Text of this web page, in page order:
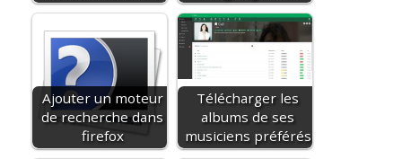
Ajouter un moteur
de recherche dans
firefox
Télécharger les
albums de ses
musiciens préférés